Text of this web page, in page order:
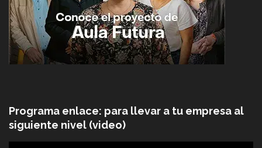
Programa enlace: para llevar a tu empresa al
siguiente nivel (video)